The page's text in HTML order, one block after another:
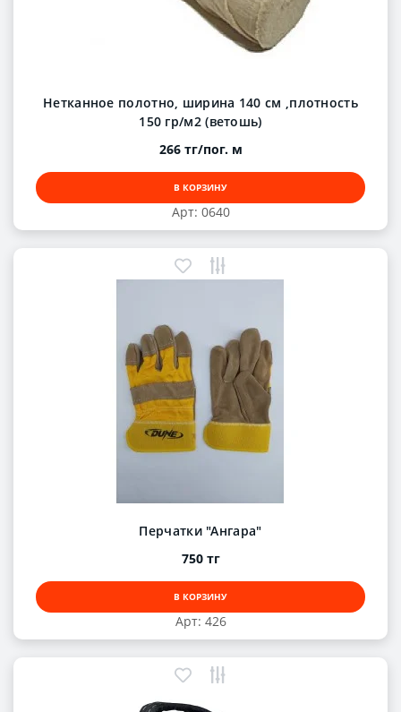
Арт: 0640
Нетканное полотно, ширина 140 см ,плотность
150 гр/м2 (ветошь)
266 тг/пог. м
В КОРЗИНУ
Арт: 426
Перчатки "Ангара"
750 тг
В КОРЗИНУ